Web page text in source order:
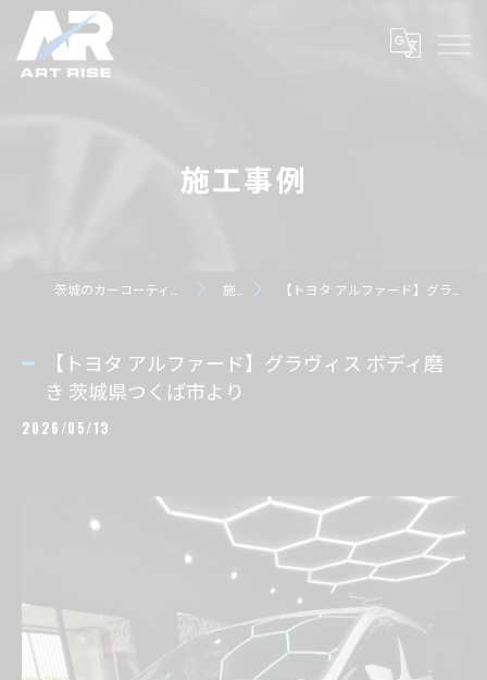
施工事例
施工事例 【トヨタ アルファード】グラヴィス ボディ磨き 茨城県つくば市より
【トヨタ アルファード】グラヴィス ボディ磨
き 茨城県つくば市より
2026/05/13